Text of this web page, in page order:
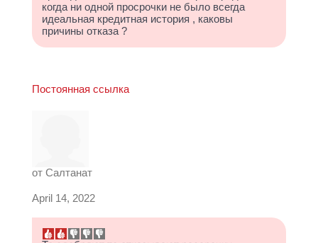
когда ни одной просрочки не было всегда
идеальная кредитная история , каковы
причины отказа ?
Постоянная ссылка
от Салтанат
April 14, 2022